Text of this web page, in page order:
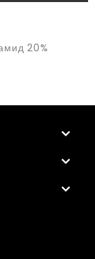
20%